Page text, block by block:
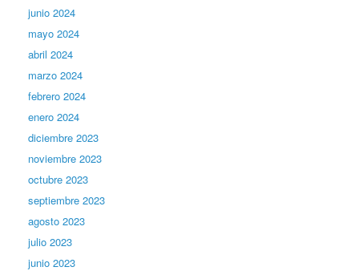
junio 2024
mayo 2024
abril 2024
marzo 2024
febrero 2024
enero 2024
diciembre 2023
noviembre 2023
octubre 2023
septiembre 2023
agosto 2023
julio 2023
junio 2023